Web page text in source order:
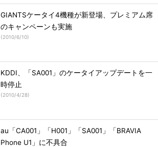
GIANTSケータイ4機種が新登場、プレミアム席
のキャンペーンも実施
(2010/6/10)
KDDI、「SA001」のケータイアップデートを一
時停止
(2010/4/28)
au「CA001」「H001」「SA001」「BRAVIA
Phone U1」に不具合